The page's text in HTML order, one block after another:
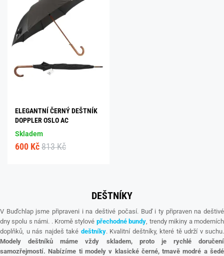
ELEGANTNÍ ČERNÝ DEŠTNÍK
DOPPLER OSLO AC
Skladem
600 Kč 813 Kč
DEŠTNÍKY
V Buďchlap jsme připraveni i na deštivé počasí. Buď i ty připraven na deštivé
dny spolu s námi. . Kromě stylové přechodné bundy, trendy mikiny a moderních
doplňků, u nás najdeš také deštníky. Kvalitní deštníky, které tě udrží v suchu.
Modely deštníků máme vždy skladem, proto je rychlé doručení
samozřejmostí. Nabízíme ti modely v klasické černé, tmavě modré a šedé